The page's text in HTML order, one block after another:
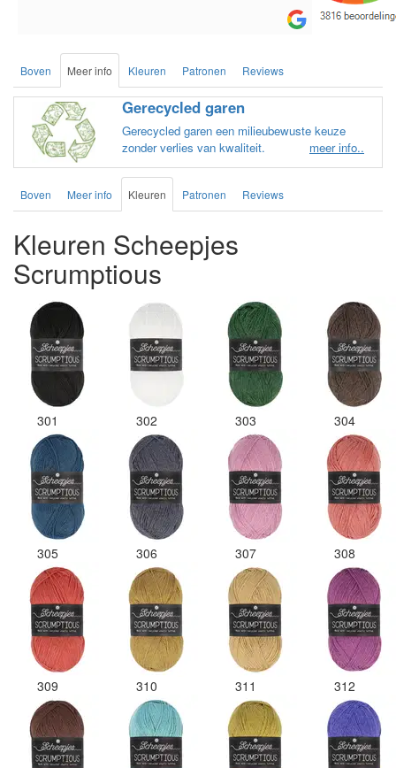
de service.
Boven Meer info Kleuren Patronen Reviews
Gerecycled garen
Gerecycled garen een milieubewuste keuze
zonder verlies van kwaliteit.
meer info..
Boven Meer info Kleuren Patronen Reviews
Kleuren Scheepjes
Scrumptious
301 302 303 304
305 306 307 308
309 310 311 312